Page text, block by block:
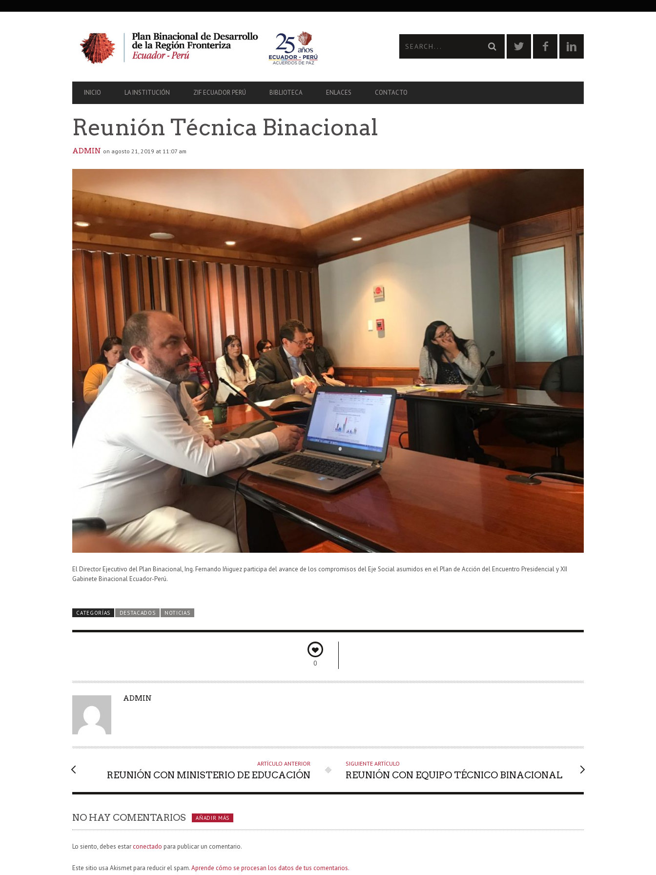
PRIMARY
NAVIGATION
INICIO LA INSTITUCIÓN ZIF ECUADOR PERÚ BIBLIOTECA ENLACES CONTACTO
Reunión Técnica Binacional
ADMIN on agosto 21, 2019 at 11:07 am
El Director Ejecutivo del Plan Binacional, Ing. Fernando Iñiguez participa del avance de los compromisos del Eje Social asumidos en el Plan de Acción del Encuentro Presidencial y XII
Gabinete Binacional Ecuador-Perú.
CATEGORÍAS DESTACADOS NOTICIAS
0
A
R
ADMIN
ARTÍCULO ANTERIOR
REUNIÓN CON MINISTERIO DE EDUCACIÓN
SIGUIENTE ARTÍCULO
REUNIÓN CON EQUIPO TÉCNICO BINACIONAL
NO HAY COMENTARIOS AÑADIR MÁS
Lo siento, debes estar conectado para publicar un comentario.
Este sitio usa Akismet para reducir el spam.Aprende cómo se procesan los datos de tus comentarios.